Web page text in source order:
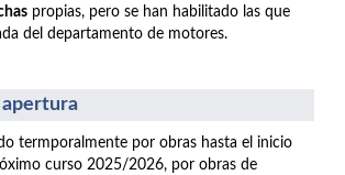
propias, pero se han habilitado las que
del departamento de motores.
apertura
termporalmente por obras hasta el inicio
curso 2025/2026, por obras de